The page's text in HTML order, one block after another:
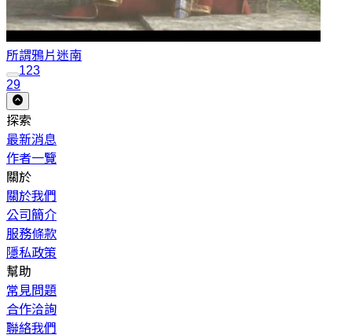
所謂鴉片迷南
123
29
探索
最新消息
作者一覽
關於
關於我們
公司簡介
服務條款
隱私政策
幫助
常見問題
合作洽詢
聯絡我們